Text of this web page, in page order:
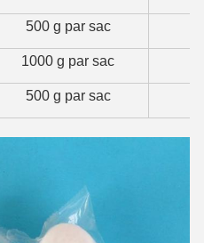
500 g par sac
1000 g par sac
500 g par sac